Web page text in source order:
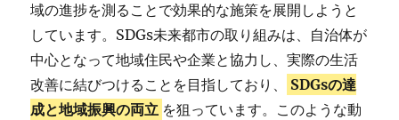
域の進捗を測ることで効果的な施策を展開しようと
しています。SDGs未来都市の取り組みは、自治体が
中心となって地域住民や企業と協力し、実際の生活
改善に結びつけることを目指しており、
SDGsの達
成と地域振興の両立 を狙っています。このような動